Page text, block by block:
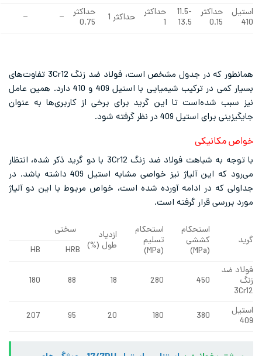
11.5-
حداکثر
1
حداکثر 1
حداکثر
0.75
–
–
همانطور که در جدول مشخص است، فولاد ضد زنگ 3Cr12 تفاوت‌های
بسیار کمی در ترکیب شیمیایی با استیل 409 و 410 دارد. همین عامل
تا این گرید برای برخی از کاربری‌ها به عنوان
در نظر گرفته شود.
با توجه به شباهت فولاد ضد زنگ 3Cr12 با دو گرید ذکر شده، انتظار
می‌رود که این آلیاژ نیز خواصی مشابه استیل 409 داشته باشد. در
ادامه آورده شده است، خواص مربوط با این دو آلیاژ
گرفته است.
کششی
استحکام
تسلیم
(MPa)
ازدیاد
طول (%)
سختی
HRB
HB
450
280
18
88
380
180
20
95
207